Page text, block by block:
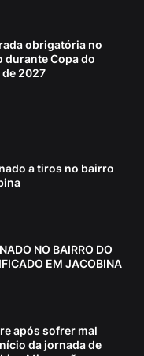
obrigatória no
Copa do
2027
a tiros no bairro
NO BAIRRO DO
EM JACOBINA
após sofrer mal
da jornada de